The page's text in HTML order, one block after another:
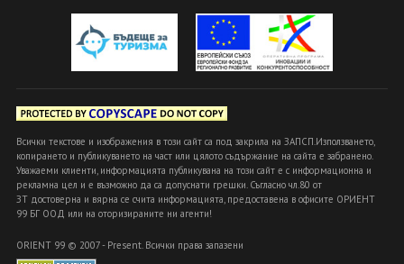
Всички текстове и изображения в този сайт са под закрила на ЗАПСП.Използването,
копирането и публикуването на част или цялото съдържание на сайта е забранено.
Уважаеми клиенти, информацията публикувана на този сайт е с информационна и
рекламна цел и е възможно да са допуснати грешки. Съгласно чл.80 от
ЗТ достоверна и вярна се счита информацията, предоставена в офисите ОРИЕНТ
99 БГ ООД или на оторизираните ни агенти!
ORIENT 99 © 2007 - Present. Всички права запазени